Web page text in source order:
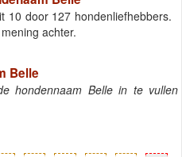
10 door 127 hondenliefhebbers.
achter.
Belle
hondennaam Belle in te vullen